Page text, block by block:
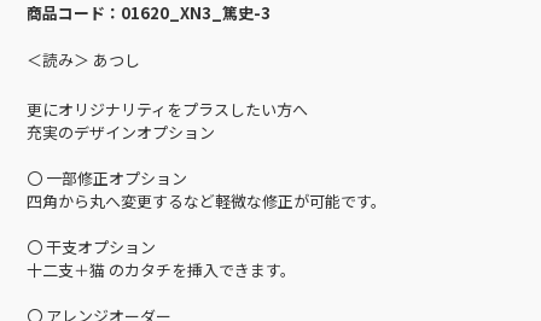
商品コード： 01620_XN3_篤史-3
＜読み＞ あつし
更にオリジナリティをプラスしたい方へ
充実のデザインオプション
〇 一部修正オプション
四角から丸へ変更するなど軽微な修正が可能です。
〇 干支オプション
十二支＋猫 のカタチを挿入できます。
〇 アレンジオーダー